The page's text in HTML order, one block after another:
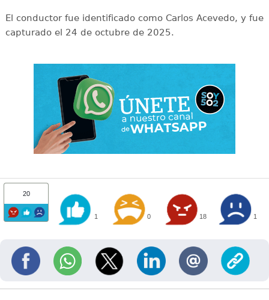
El conductor fue identificado como Carlos Acevedo, y fue
capturado el 24 de octubre de 2025.
20
1 0 18 1